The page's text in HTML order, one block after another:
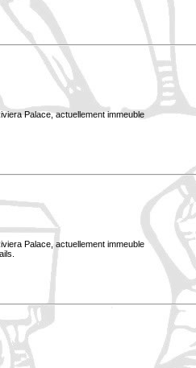
Palace, actuellement immeuble
Palace, actuellement immeuble